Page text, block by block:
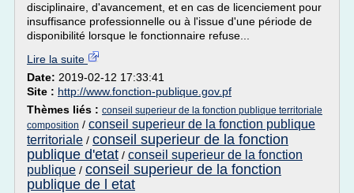
disciplinaire, d'avancement, et en cas de licenciement pour
insuffisance professionnelle ou à l'issue d'une période de
disponibilité lorsque le fonctionnaire refuse...
Lire la suite
Date: 2019-02-12 17:33:41
Site : http://www.fonction-publique.gov.pf
Thèmes liés : conseil superieur de la fonction publique territoriale
composition / conseil superieur de la fonction publique
territoriale / conseil superieur de la fonction
publique d'etat / conseil superieur de la fonction
publique / conseil superieur de la fonction
publique de l etat